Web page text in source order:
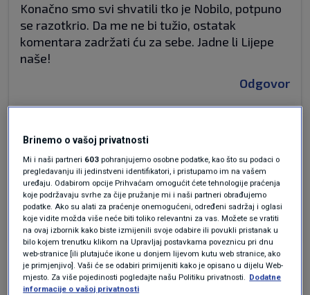
Konačno smo svi shvatili tko je Nobilo, potpuno
se razotkrio. Da me ne bi tužio, ostatak
komentara zadržati ću za sebe. Jadne li Lijepe
naše!
Odgovor
zztop
Nobilo iz mrduše donje , hihihihihihi ...
Odgovor
prije 2 godina
Mali Pero
Brinemo o vašoj privatnosti
Mi i naši partneri 603 pohranjujemo osobne podatke, kao što su podaci o
pregledavanju ili jedinstveni identifikatori, i pristupamo im na vašem
uređaju. Odabirom opcije Prihvaćam omogućit ćete tehnologije praćenja
koje podržavaju svrhe za čije pružanje mi i naši partneri obrađujemo
podatke. Ako su alati za praćenje onemogućeni, određeni sadržaj i oglasi
koje vidite možda više neće biti toliko relevantni za vas. Možete se vratiti
na ovaj izbornik kako biste izmijenili svoje odabire ili povukli pristanak u
bilo kojem trenutku klikom na Upravljaj postavkama poveznicu pri dnu
web-stranice [ili plutajuće ikone u donjem lijevom kutu web stranice, ako
je primjenjivo]. Vaši će se odabiri primijeniti kako je opisano u dijelu Web-
mjesto. Za više pojedinosti pogledajte našu Politiku privatnosti. Dodatne
informacije o vašoj privatnosti